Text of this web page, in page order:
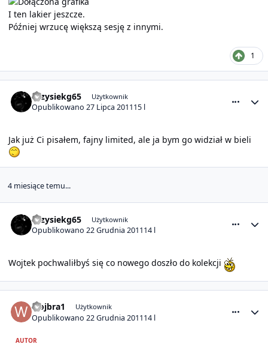
I ten lakier jeszcze.
Później wrzucę większą sesję z innymi.
1
krzysiekg65 Użytkownik
Opublikowano27 Lipca 201115 l
Jak już Ci pisałem, fajny limited, ale ja bym go widział w bieli
4 miesiące temu...
krzysiekg65 Użytkownik
Opublikowano22 Grudnia 201114 l
Wojtek pochwaliłbyś się co nowego doszło do kolekcji
wojbra1 Użytkownik
Opublikowano22 Grudnia 201114 l
AUTOR